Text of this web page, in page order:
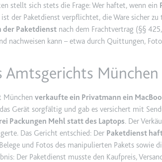
Typ:
HTTP-Cookie
Zweck:
Wird verwendet, um
Conversion-Rate der
Ablauf:
3 Monate
Typ:
HTTP-Cookie
_gcl_ls
stellt sich stets die Frage: Wer haftet, wenn ein
der Paketdienst verpflichtet, die Ware sicher
der Paketdienst nach dem Frachtvertrag (§§
nachweisen kann – etwa durch Quittungen,
Amtsgerichts München
München verkaufte ein Privatmann ein
Gerät sorgfältig und gab es versichert mit
Packungen Mehl statt des Laptops. Der
Das Gericht entschied: Der Paketdienst
und Fotos des manipulierten Pakets sowie
Der Paketdienst musste den Kaufpreis,